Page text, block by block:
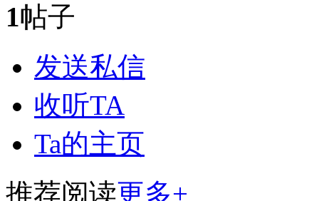
1帖子
发送私信
收听TA
Ta的主页
推荐阅读更多+